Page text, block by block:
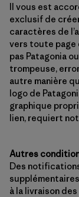
Il vous est
exclusif de
caractères de
vers toute page
pas Patagonia
trompeuse,
autre manière
logo de
graphique
lien, requiert
Autres
Des
à la livraison